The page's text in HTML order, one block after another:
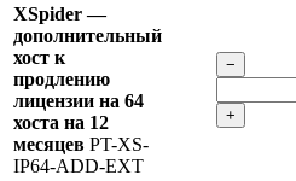
XSpider —
дополнительный
хост к
продлению
лицензии на 64
хоста на 12
месяцев PT-XS-
IP64-ADD-EXT
−
+